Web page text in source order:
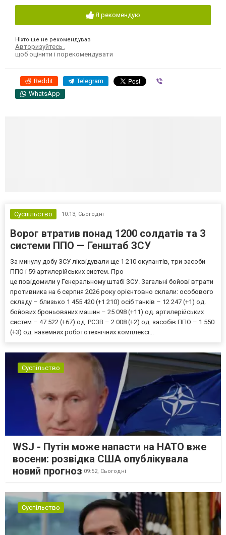
Я рекомендую
Ніхто ще не рекомендував
Авторизуйтесь ,
щоб оцінити і порекомендувати
Reddit Telegram
WhatsApp
Суспільство 10:13, Сьогодні
Ворог втратив понад 1200 солдатів та 3
системи ППО — Генштаб ЗСУ
За минулу добу ЗСУ ліквідували ще 1 210 окупантів, три засоби
ППО і 59 артилерійських систем. Про
це повідомили у Генеральному штабі ЗСУ. Загальні бойові втрати
противника на 6 серпня 2026 року орієнтовно склали: особового
складу – близько 1 455 420 (+1 210) осіб танків – 12 247 (+1) од.
бойових броньованих машин – 25 098 (+11) од. артилерійських
систем – 47 522 (+67) од. РСЗВ – 2 008 (+2) од. засобів ППО – 1 550
(+3) од. наземних робототехнічних комплексі...
Суспільство
WSJ - Путін може напасти на НАТО вже
восени: розвідка США опублікувала
новий прогноз 09:52, Сьогодні
Суспільство